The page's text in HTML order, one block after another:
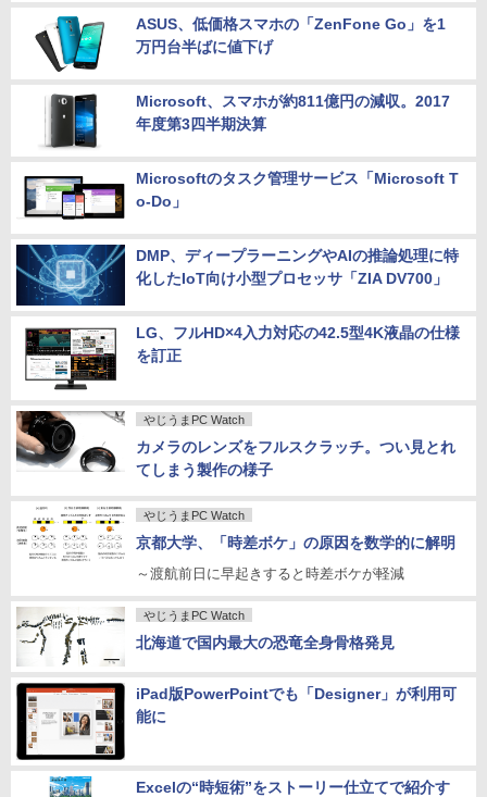
ASUS、低価格スマホの「ZenFone Go」を1
万円台半ばに値下げ
Microsoft、スマホが約811億円の減収。2017
年度第3四半期決算
Microsoftのタスク管理サービス「Microsoft T
o-Do」
DMP、ディープラーニングやAIの推論処理に特
化したIoT向け小型プロセッサ「ZIA DV700」
LG、フルHD×4入力対応の42.5型4K液晶の仕様
を訂正
やじうまPC Watch
カメラのレンズをフルスクラッチ。つい見とれ
てしまう製作の様子
やじうまPC Watch
京都大学、「時差ボケ」の原因を数学的に解明
～渡航前日に早起きすると時差ボケが軽減
やじうまPC Watch
北海道で国内最大の恐竜全身骨格発見
iPad版PowerPointでも「Designer」が利用可
能に
Excelの“時短術”をストーリー仕立てで紹介す